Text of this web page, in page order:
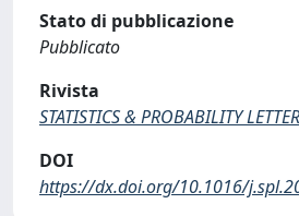
Stato di pubblicazione
Pubblicato
Rivista
STATISTICS & PROBABILITY
DOI
https://dx.doi.org/10.1016/